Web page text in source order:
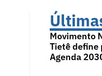
Movimento
Tietê define
Agenda